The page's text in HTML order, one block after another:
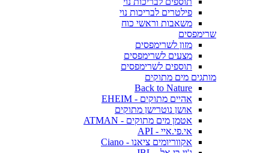
פילטרים לבריכות נוי
משאבות וראשי כוח
שרימפסים
מזון לשרימפסים
מצעים לשרימפסים
תוספים לשרימפסים
מותגים מים מתוקים
Back to Nature
אהיים מתוקים - EHEIM
אושן נוטרישן מתוקים
אטמן מים מתוקים - ATMAN
אי.פי.איי - API
אקווריומים ציאנו - Ciano